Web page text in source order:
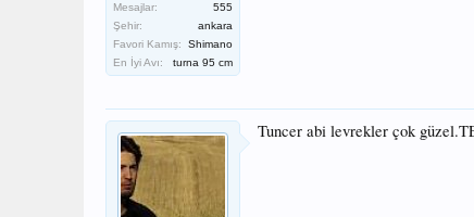
Mesajlar:
555
Şehir:
ankara
Favori Kamış:
Shimano
En İyi Avı:
turna 95 cm
Tuncer abi levrekler çok